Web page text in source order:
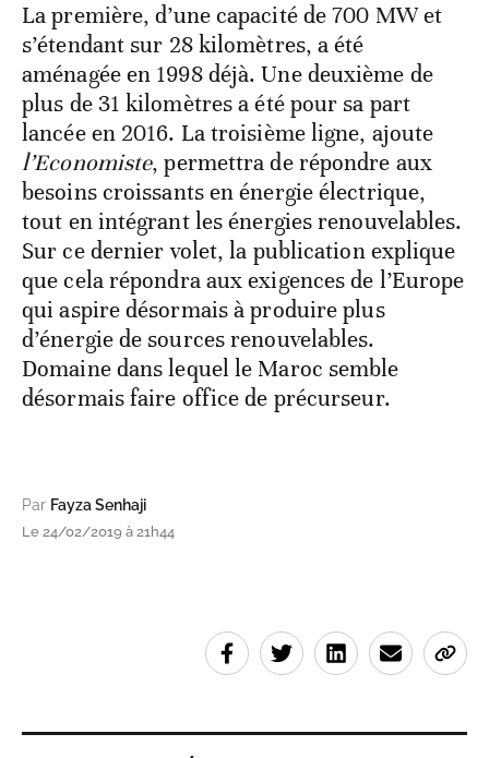
La première, d’une capacité de 700 MW et
s’étendant sur 28 kilomètres, a été
aménagée en 1998 déjà. Une deuxième de
plus de 31 kilomètres a été pour sa part
lancée en 2016. La troisième ligne, ajoute
l’Economiste, permettra de répondre aux
besoins croissants en énergie électrique,
tout en intégrant les énergies renouvelables.
Sur ce dernier volet, la publication explique
que cela répondra aux exigences de l’Europe
qui aspire désormais à produire plus
d’énergie de sources renouvelables.
Domaine dans lequel le Maroc semble
désormais faire office de précurseur.
Par Fayza Senhaji
Le 24/02/2019 à 21h44